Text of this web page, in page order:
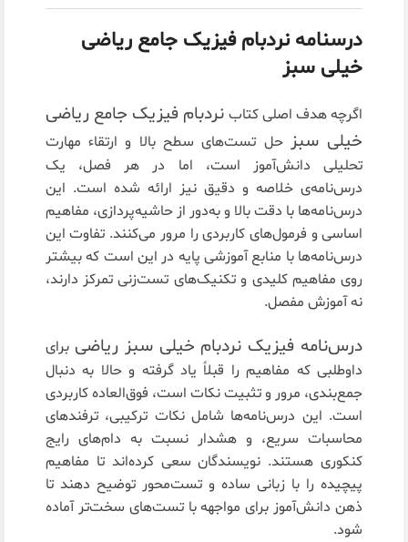
درسنامه نردبام فیزیک جامع ریاضی
خیلی سبز
اگرچه هدف اصلی کتاب نردبام فیزیک جامع ریاضی
خیلی سبز حل تست‌های سطح بالا و ارتقاء مهارت
تحلیلی دانش‌آموز است، اما در هر فصل، یک
درس‌نامه‌ی خلاصه و دقیق نیز ارائه شده است. این
درس‌نامه‌ها با دقت بالا و به‌دور از حاشیه‌پردازی، مفاهیم
اساسی و فرمول‌های کاربردی را مرور می‌کنند. تفاوت این
درس‌نامه‌ها با منابع آموزشی پایه در این است که بیشتر
روی مفاهیم کلیدی و تکنیک‌های تست‌زنی تمرکز دارند،
نه آموزش مفصل.
درس‌نامه فیزیک نردبام خیلی سبز ریاضی برای
داوطلبی که مفاهیم را قبلاً یاد گرفته و حالا به دنبال
جمع‌بندی، مرور و تثبیت نکات است، فوق‌العاده کاربردی
است. این درس‌نامه‌ها شامل نکات ترکیبی، ترفندهای
محاسبات سریع، و هشدار نسبت به دام‌های رایج
کنکوری هستند. نویسندگان سعی کرده‌اند تا مفاهیم
پیچیده را با زبانی ساده و تست‌محور توضیح دهند تا
ذهن دانش‌آموز برای مواجهه با تست‌های سخت‌تر آماده
شود.